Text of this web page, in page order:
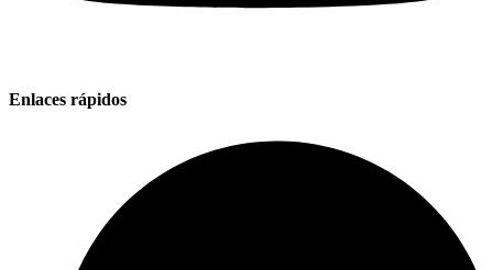
Enlaces rápidos